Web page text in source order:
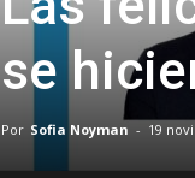
se
Por Sofia Noyman - 19